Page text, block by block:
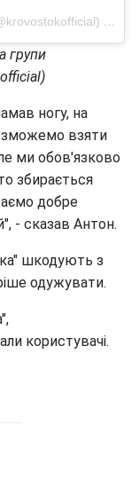
5
групи
ногу, на
зможемо взяти
ми обов'язково
збирається
добре
- сказав Антон.
шкодують з
одужувати.
користувачі.